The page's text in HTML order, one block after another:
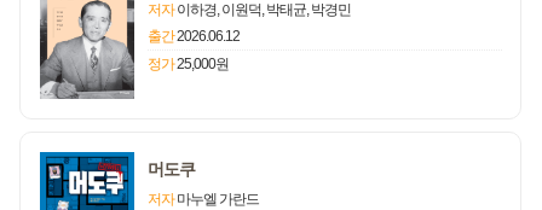
저자 이하경, 이원덕, 박태균, 박경민
출간2026.06.12
정가25,000원
머도쿠
저자 마누엘 가란드